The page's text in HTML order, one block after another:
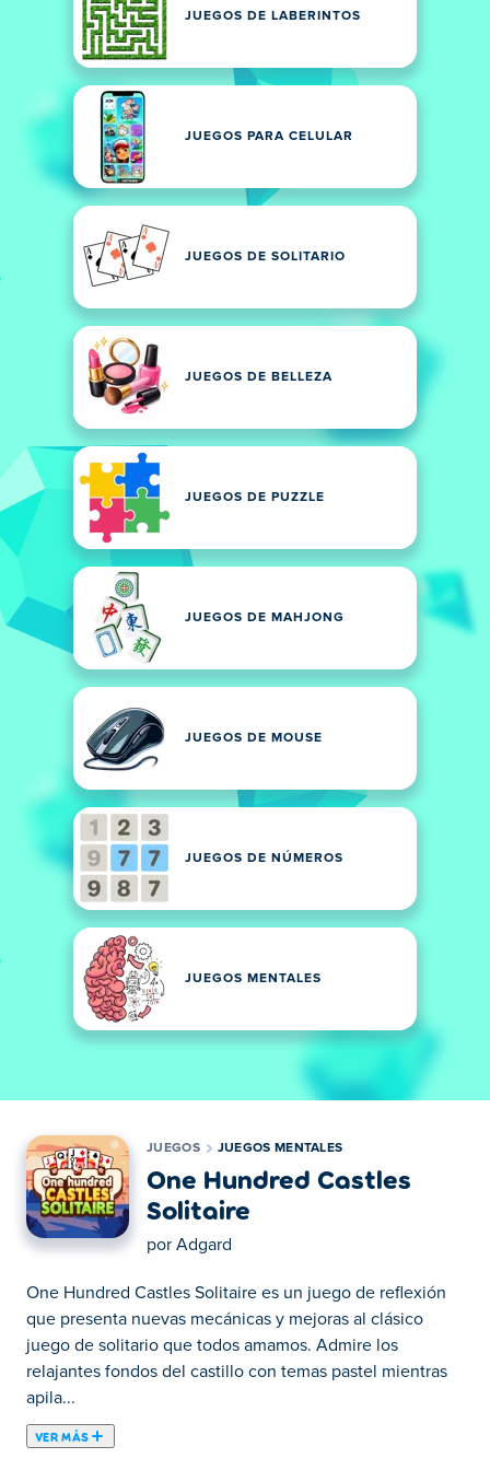
JUEGOS DE LABERINTOS
JUEGOS PARA CELULAR
JUEGOS DE SOLITARIO
JUEGOS DE BELLEZA
JUEGOS DE PUZZLE
JUEGOS DE MAHJONG
JUEGOS DE MOUSE
JUEGOS DE NÚMEROS
JUEGOS MENTALES
JUEGOS JUEGOS MENTALES
One Hundred Castles
Solitaire
por Adgard
One Hundred Castles Solitaire es un juego de reflexión
que presenta nuevas mecánicas y mejoras al clásico
juego de solitario que todos amamos. Admire los
relajantes fondos del castillo con temas pastel mientras
apila...
VER MÁS